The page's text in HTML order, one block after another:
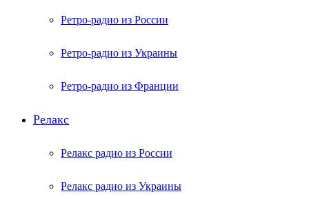
Ретро-радио из России
Ретро-радио из Украины
Ретро-радио из Франции
Релакс
Релакс радио из России
Релакс радио из Украины